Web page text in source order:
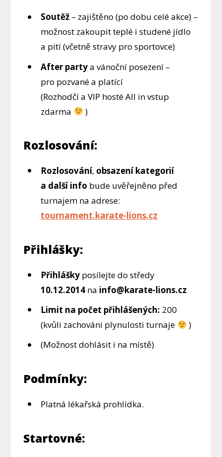
Soutěž – zajištěno (po dobu celé akce) –
možnost zakoupit teplé i studené jídlo
a pití (včetně stravy pro sportovce)
After partya vánoční posezení –
pro pozvané a platící
(Rozhodčí a VIP hosté All in vstup
zdarma
)
Rozlosování:
Rozlosování, obsazení kategorií
a další info bude uvěřejněno před
turnajem na adrese:
tournament.karate-lions.cz
Přihlášky:
Přihlášky posílejte do středy
10.12.2014 na info@karate-lions.cz
Limit na počet přihlášených: 200
(kvůli zachováni plynulosti turnaje
)
(Možnost dohlásit i na místě)
Podmínky:
Platná lékařská prohlídka.
Startovné: